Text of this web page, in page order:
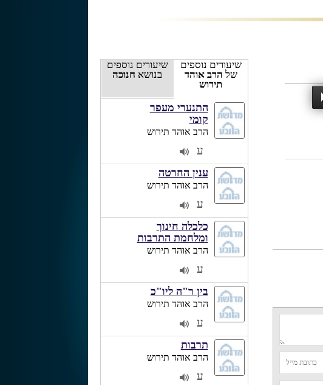
שיעורים נוספים
של הרב אוהד
תירוש
שיעורים נוספים
בנושא חנוכה
התנערי מעפר
קומי
הרב אוהד תירוש
ע 2
ענין החרטה
הרב אוהד תירוש
ע 2
כלכלה חינוך
ומלחמת התרבות
הרב אוהד תירוש
ע 2
בין ר"ה ליו"כ
הרב אוהד תירוש
ע 2
תרבות
הרב אוהד תירוש
ע 2